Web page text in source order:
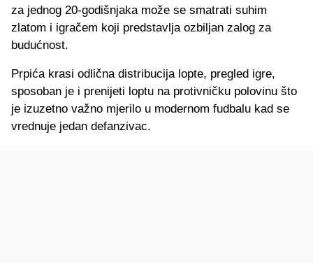
za jednog 20-godišnjaka može se smatrati suhim
zlatom i igračem koji predstavlja ozbiljan zalog za
budućnost.
Prpića krasi odlična distribucija lopte, pregled igre,
sposoban je i prenijeti loptu na protivničku polovinu što
je izuzetno važno mjerilo u modernom fudbalu kad se
vrednuje jedan defanzivac.